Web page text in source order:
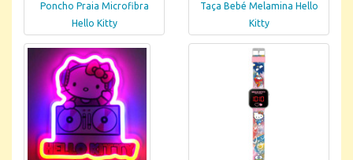
Poncho Praia Microfibra
Hello Kitty
Taça Bebé Melamina Hello
Kitty